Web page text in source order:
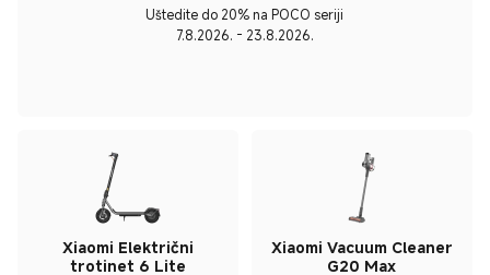
Uštedite do 20% na POCO seriji
7.8.2026. - 23.8.2026.
Xiaomi Električni
trotinet 6 Lite
Xiaomi Vacuum Cleaner
G20 Max